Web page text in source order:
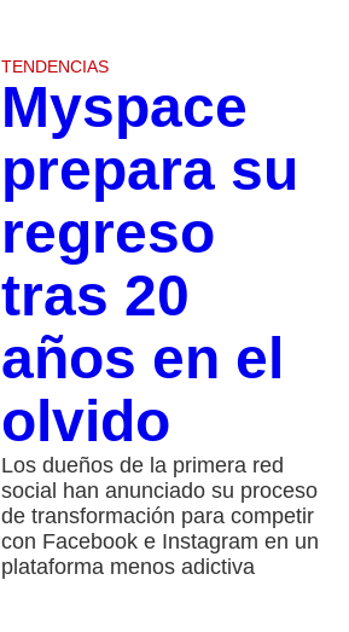
TENDENCIAS
Myspace
prepara su
regreso
tras 20
años en el
olvido
Los dueños de la primera red
social han anunciado su proceso
de transformación para competir
con Facebook e Instagram en un
plataforma menos adictiva